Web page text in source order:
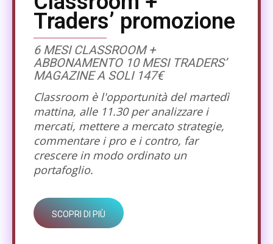
Traders’ promozione
6 MESI CLASSROOM +
ABBONAMENTO 10 MESI TRADERS’
MAGAZINE A SOLI 147€
Classroom è l'opportunità del martedì
mattina, alle 11.30 per analizzare i
mercati, mettere a mercato strategie,
commentare i pro e i contro, far
crescere in modo ordinato un
portafoglio.
SCOPRI DI PIÙ